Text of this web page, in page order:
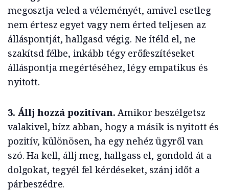
megosztja veled a véleményét, amivel esetleg
nem értesz egyet vagy nem érted teljesen az
álláspontját, hallgasd végig. Ne ítéld el, ne
szakítsd félbe, inkább tégy erőfeszítéseket
álláspontja megértéséhez, légy empatikus és
nyitott.
3. Állj hozzá pozitívan. Amikor beszélgetsz
valakivel, bízz abban, hogy a másik is nyitott és
pozitív, különösen, ha egy nehéz ügyről van
szó. Ha kell, állj meg, hallgass el, gondold át a
dolgokat, tegyél fel kérdéseket, szánj időt a
párbeszédre.